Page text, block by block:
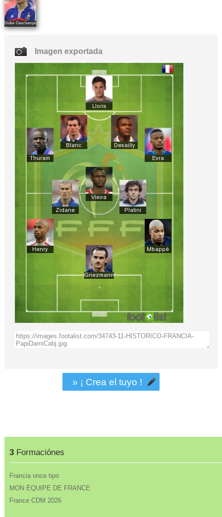
3Formaciónes
Francia once tipo
MON ÉQUIPE DE FRANCE
France CDM 2026
Didier Deschamps
Imagen exportada
» ¡ Crea el tuyo !